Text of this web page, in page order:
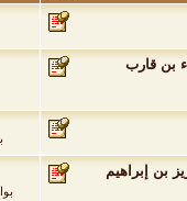
بن قارب
بن إبراهيم